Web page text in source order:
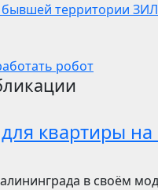
бывшей территории
робот
квартиры на
в своём